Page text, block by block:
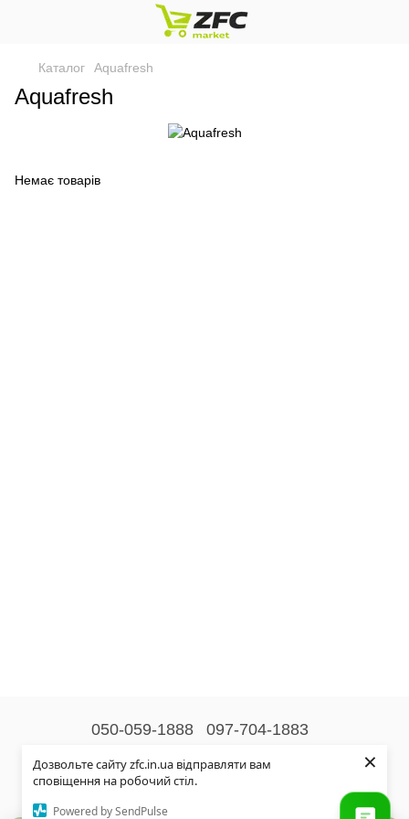
Дозвольте сайту zfc.in.ua відправляти вам
сповіщення на робочий стіл.
Powered by SendPulse
×
Каталог Aquafresh
Aquafresh
Немає товарів
050-059-1888 097-704-1883
Контактна інформація